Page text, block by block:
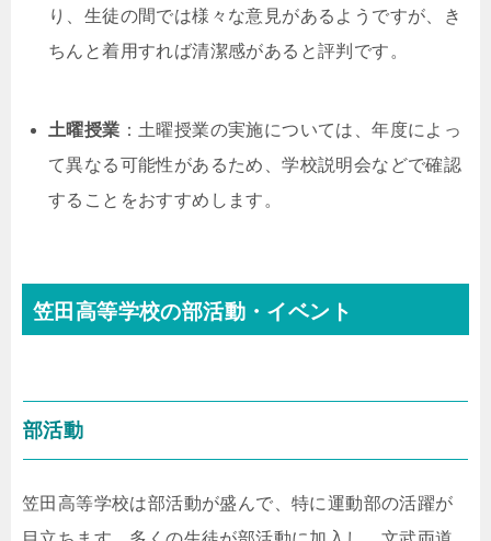
り、生徒の間では様々な意見があるようですが、き
ちんと着用すれば清潔感があると評判です。
土曜授業 ：土曜授業の実施については、年度によっ
て異なる可能性があるため、学校説明会などで確認
することをおすすめします。
笠田高等学校の部活動・イベント
部活動
笠田高等学校は部活動が盛んで、特に運動部の活躍が